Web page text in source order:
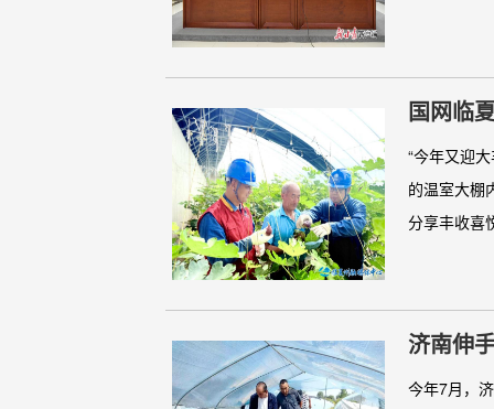
国网临
“今年又迎
的温室大棚
分享丰收喜
济南伸
今年7月，